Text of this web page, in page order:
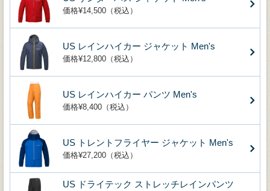
価格¥14,500（税込）
US レインハイカー ジャケット Men's
価格¥12,800（税込）
US レインハイカー パンツ Men's
価格¥8,400（税込）
US トレントフライヤー ジャケット Men's
価格¥27,200（税込）
US ドライテック ストレッチレインパンツ